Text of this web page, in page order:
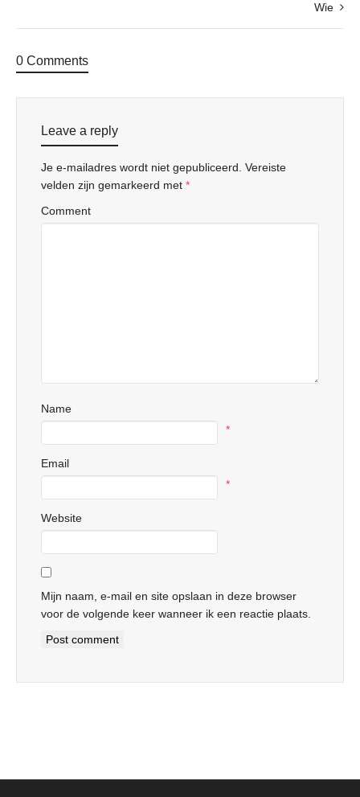
Wie
0 Comments
Leave a reply
Je e-mailadres wordt niet gepubliceerd. Vereiste
velden zijn gemarkeerd met *
Comment
Name
*
Email
*
Website
Mijn naam, e-mail en site opslaan in deze browser
voor de volgende keer wanneer ik een reactie plaats.